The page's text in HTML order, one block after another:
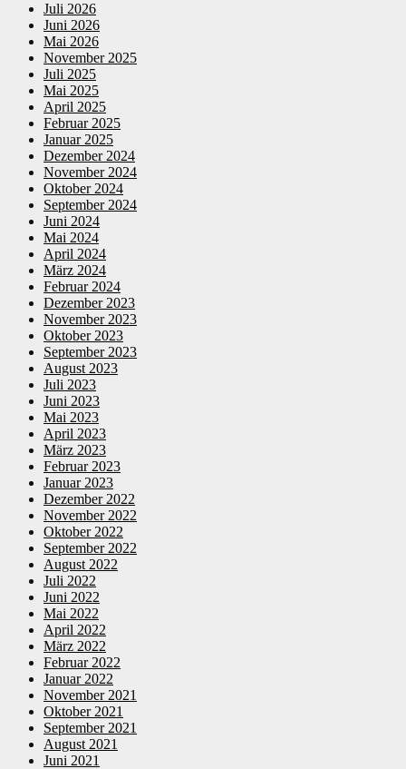
Juli 2026
Juni 2026
Mai 2026
November 2025
Juli 2025
Mai 2025
April 2025
Februar 2025
Januar 2025
Dezember 2024
November 2024
Oktober 2024
September 2024
Juni 2024
Mai 2024
April 2024
März 2024
Februar 2024
Dezember 2023
November 2023
Oktober 2023
September 2023
August 2023
Juli 2023
Juni 2023
Mai 2023
April 2023
März 2023
Februar 2023
Januar 2023
Dezember 2022
November 2022
Oktober 2022
September 2022
August 2022
Juli 2022
Juni 2022
Mai 2022
April 2022
März 2022
Februar 2022
Januar 2022
November 2021
Oktober 2021
September 2021
August 2021
Juni 2021